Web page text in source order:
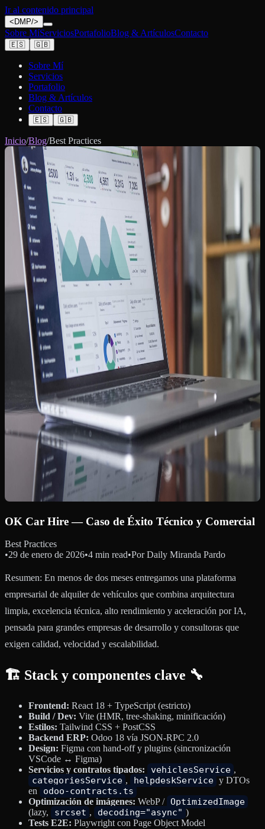
Ir al contenido principal
< DMP/>
Sobre MíServiciosPortafolioBlog & ArtículosContacto
🇪🇸 🇬🇧
Sobre Mí
Servicios
Portafolio
Blog & Artículos
Contacto
🇪🇸 🇬🇧
Inicio/Blog/Best Practices
OK Car Hire — Caso de Éxito Técnico y Comercial
Best Practices
•29 de enero de 2026•4 min read•Por Daily Miranda Pardo
Resumen: En menos de dos meses entregamos una plataforma
empresarial de alquiler de vehículos que combina arquitectura
limpia, excelencia técnica, alto rendimiento y aceleración por IA,
pensada para grandes empresas de desarrollo y consultoras que
exigen calidad, velocidad y escalabilidad.
🏗️ Stack y componentes clave 🔧
Frontend: React 18 + TypeScript (estricto)
Build / Dev: Vite (HMR, tree-shaking, minificación)
Estilos: Tailwind CSS + PostCSS
Backend ERP: Odoo 18 vía JSON-RPC 2.0
Design: Figma con hand-off y plugins (sincronización
VSCode ↔ Figma)
Servicios y contratos tipados:
vehiclesService ,
categoriesService , helpdeskService y DTOs
en
odoo-contracts.ts
Optimización de imágenes: WebP / OptimizedImage
(lazy,
srcset , decoding="async" )
Tests E2E: Playwright con Page Object Model